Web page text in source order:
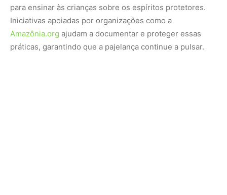
para ensinar às crianças sobre os espíritos protetores.
Iniciativas apoiadas por organizações como a
Amazônia.org ajudam a documentar e proteger essas
práticas, garantindo que a pajelança continue a pulsar.